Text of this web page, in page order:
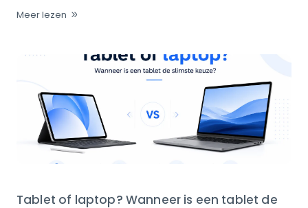
Meer lezen
Tablet of laptop? Wanneer is een tablet de